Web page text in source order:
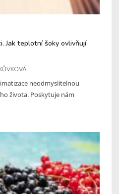
Jak teplotní šoky ovlivňují
neodmyslitelnou
života. Poskytuje nám